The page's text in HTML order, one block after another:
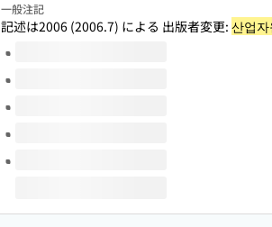
一般注記
記述は2006 (2006.7) による 出版者変更: 산업
このタイトルの巻号